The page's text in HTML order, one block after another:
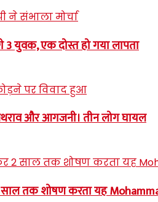
युवक, एक दोस्त हो गया लापता
और आगजनी। तीन लोग घायल
तक शोषण करता यह